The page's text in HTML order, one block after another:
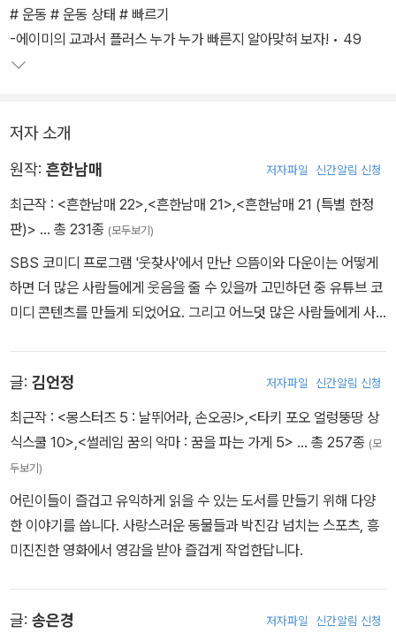
G그룹의 심해 연구소에 납치되었던 에이미를 구하고 흔한남매는 다
시 평화로운 일상으로 돌아왔어. 하지만 잔잔한 일상에 이벤트 하나
가 등장해 파문을 일으키는데, 바로 불가사리 박사님과 가물치 박사
의문의 두 사람을 섭외해 불꽃 튀는 대결을 펼칠 예정이야. 경기에서
맹활약하는 으뜸이와 에이미를 응원하고, 기상천외한 대결에 숨은 힘
# 운동 # 운동 상태 # 빠르기
-에이미의 교과서 플러스 누가 누가 빠른지 알아맞혀 보자! • 49
저자 소개
원작: 흔한남매 저자파일 신간알림 신청
최근작 : <흔한남매 22>,<흔한남매 21>,<흔한남매 21 (특별 한정
판)> … 총 231종 (모두보기)
SBS 코미디 프로그램 '웃찾사'에서 만난 으뜸이와 다운이는 어떻게
하면 더 많은 사람들에게 웃음을 줄 수 있을까 고민하던 중 유튜브 코
미디 콘텐츠를 만들게 되었어요. 그리고 어느덧 많은 사람들에게 사
글: 김언정 저자파일 신간알림 신청
최근작 : <몽스터즈 5 : 날뛰어라, 손오공!>,<타키 포오 얼렁뚱땅 상
식스쿨 10>,<썰레임 꿈의 악마 : 꿈을 파는 가게 5> … 총 257종 (모
두보기)
어린이들이 즐겁고 유익하게 읽을 수 있는 도서를 만들기 위해 다양
한 이야기를 씁니다. 사랑스러운 동물들과 박진감 넘치는 스포츠, 흥
미진진한 영화에서 영감을 받아 즐겁게 작업한답니다.
글: 송은경 저자파일 신간알림 신청